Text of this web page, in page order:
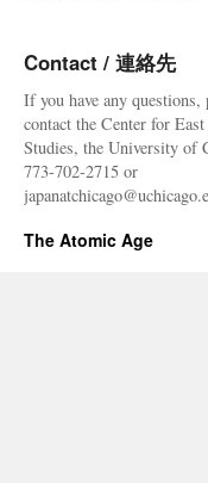
Contact / 連絡先
If you have any questions,
contact the Center for
Studies, the University of
773-702-2715 or
The Atomic Age